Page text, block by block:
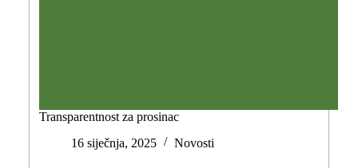
Transparentnost za prosinac
16 siječnja, 2025
Novosti